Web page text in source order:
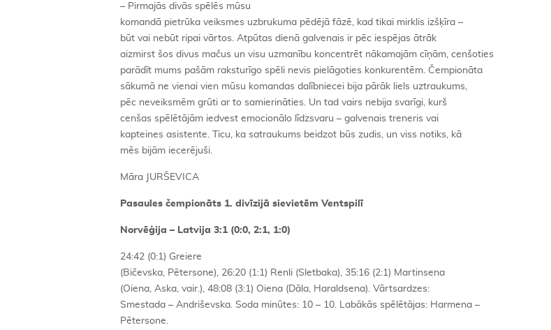
– Pirmajās divās spēlēs mūsu
komandā pietrūka veiksmes uzbrukuma pēdējā fāzē, kad tikai mirklis izšķīra –
būt vai nebūt ripai vārtos. Atpūtas dienā galvenais ir pēc iespējas ātrāk
aizmirst šos divus mačus un visu uzmanību koncentrēt nākamajām cīņām, cenšoties
parādīt mums pašām raksturīgo spēli nevis pielāgoties konkurentēm. Čempionāta
sākumā ne vienai vien mūsu komandas dalībniecei bija pārāk liels uztraukums,
pēc neveiksmēm grūti ar to samierināties. Un tad vairs nebija svarīgi, kurš
cenšas spēlētājām iedvest emocionālo līdzsvaru – galvenais treneris vai
kapteines asistente. Ticu, ka satraukums beidzot būs zudis, un viss notiks, kā
mēs bijām iecerējuši.
Māra JURŠEVICA
Pasaules čempionāts 1. divīzijā sievietēm Ventspilī
Norvēģija – Latvija 3:1 (0:0, 2:1, 1:0)
24:42 (0:1) Greiere
(Bičevska, Pētersone), 26:20 (1:1) Renli (Sletbaka), 35:16 (2:1) Martinsena
(Oiena, Aska, vair.), 48:08 (3:1) Oiena (Dāla, Haraldsena). Vārtsardzes:
Smestada – Andriševska. Soda minūtes: 10 – 10. Labākās spēlētājas: Harmena –
Pētersone.